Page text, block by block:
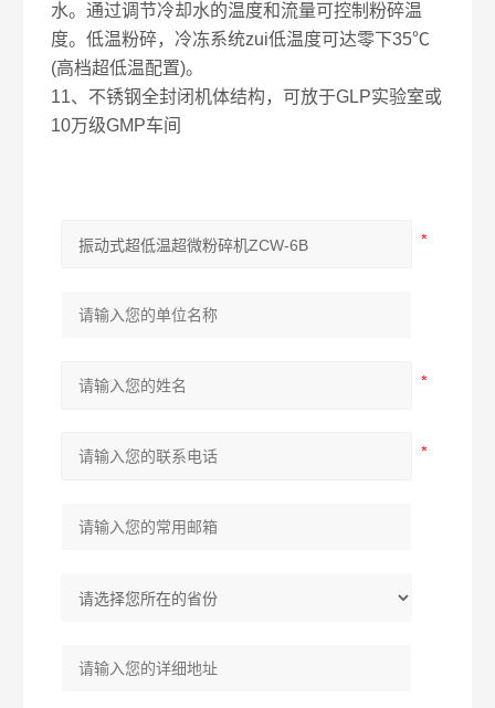
水。通过调节冷却水的温度和流量可控制粉碎温
度。低温粉碎，冷冻系统zui低温度可达零下35℃
(高档超低温配置)。
11、不锈钢全封闭机体结构，可放于GLP实验室或
10万级GMP车间